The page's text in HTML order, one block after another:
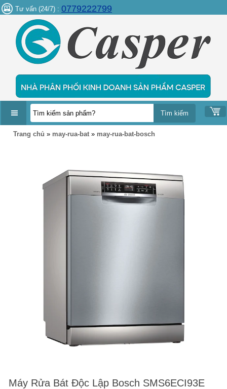
Tư vấn (24/7) : 0779222799
DANH
Trang chủ » may-rua-bat » may-rua-bat-bosch
Máy Rửa Bát Độc Lập Bosch SMS6ECI93E